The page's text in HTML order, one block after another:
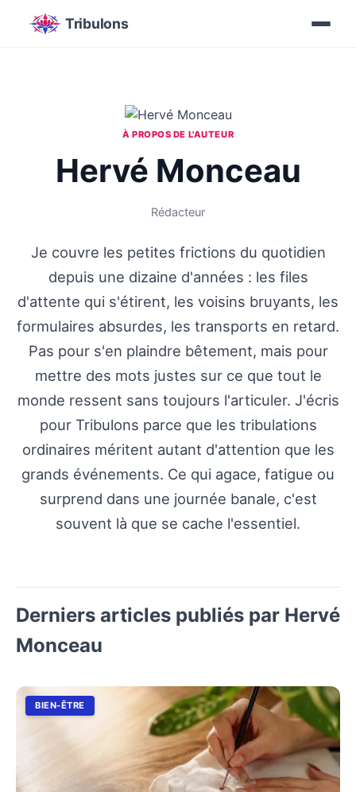
Tribulons
À PROPOS DE L'AUTEUR
Hervé Monceau
Rédacteur
Je couvre les petites frictions du quotidien
depuis une dizaine d'années : les files
d'attente qui s'étirent, les voisins bruyants, les
formulaires absurdes, les transports en retard.
Pas pour s'en plaindre bêtement, mais pour
mettre des mots justes sur ce que tout le
monde ressent sans toujours l'articuler. J'écris
pour Tribulons parce que les tribulations
ordinaires méritent autant d'attention que les
grands événements. Ce qui agace, fatigue ou
surprend dans une journée banale, c'est
souvent là que se cache l'essentiel.
Derniers articles publiés par Hervé
Monceau
BIEN-ÊTRE